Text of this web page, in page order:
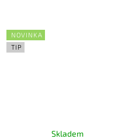
NOVINKA
TIP
Skladem